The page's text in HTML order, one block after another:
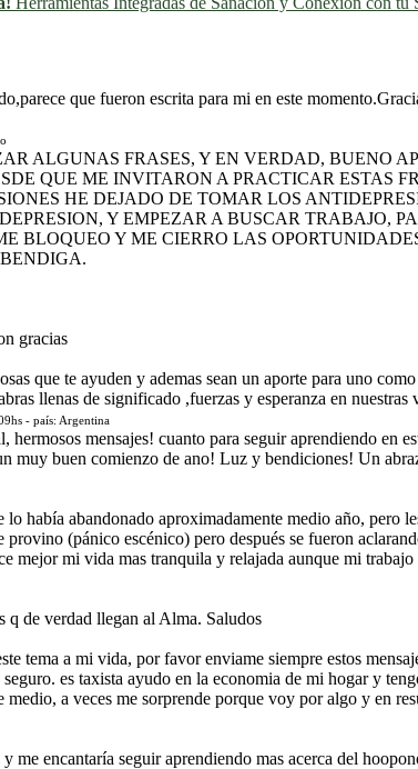
que fueron escrita para mi en este
ALGUNAS FRASES, Y EN VERDAD, BUENO
QUE ME INVITARON A PRACTICAR ESTAS
HE DEJADO DE TOMAR LOS
Y EMPEZAR A BUSCAR TRABAJO,
BLOQUEO Y ME CIERRO LAS
gracias
que te ayuden y ademas sean un aporte para uno
llenas de significado ,fuerzas y esperanza en nuestras
- país: Argentina
mensajes! cuanto para seguir aprendiendo en
muy buen comienzo de ano! Luz y bendiciones! Un
había abandonado aproximadamente medio año, pero
(pánico escénico) pero después se fueron
mejor mi vida mas tranquila y relajada aunque mi
q de verdad llegan al Alma. Saludos
tema a mi vida, por favor enviame siempre estos
es taxista ayudo en la economia de mi hogar y
a veces me sorprende porque voy por algo y en
encantaría seguir aprendiendo mas acerca del